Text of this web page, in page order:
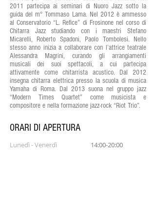
2011 partecipa ai seminari di Nuoro Jazz sotto la
guida del m° Tommaso Lama. Nel 2012 è ammesso
al Conservatorio “L. Refice” di Frosinone nel corso di
Chitarra Jazz studiando con i maestri Stefano
Micarelli, Roberto Spadoni, Paolo Tombolesi. Nello
stesso anno inizia a collaborare con l’attrice teatrale
Alessandra Magrini, curando gli arrangiamenti
musicali dei suoi spettacoli, a cui partecipa
attivamente come chitarrista acustico. Dal 2012
insegna chitarra elettrica presso la scuola di musica
Yamaha di Roma. Dal 2013 suona nel gruppo jazz
“Modern Times Quartet” come musicista e
compositore e nella formazione jazz-rock “Riot Trio”.
ORARI DI APERTURA
Lunedì - Venerdì 14:00-20:00